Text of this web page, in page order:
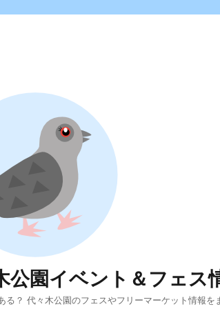
公園イベント＆フェス
る？ 代々木公園のフェスやフリーマーケット情報を